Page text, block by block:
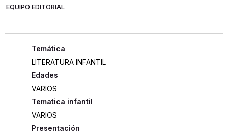
EQUIPO EDITORIAL
LITERATURA INFANTIL
Edades
VARIOS
Tematica infantil
VARIOS
Presentación